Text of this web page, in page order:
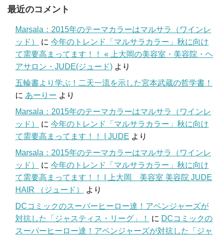
最近のコメント
Marsala：2015年のテーマカラーはマルサラ（ワインレ
ッド）
に 今年のトレンド「マルサラカラー」秋に向け
て需要高まってます！！ « 上大岡の美容室・美容院・ヘ
アサロン・JUDE(ジュード) より
五輪書より学ぶ！二天一流を示した宮本武蔵の哲学書！
に あーりー より
Marsala：2015年のテーマカラーはマルサラ（ワインレ
ッド）
に 今年のトレンド「マルサラカラー」秋に向け
て需要高まってます！！ | JUDE より
Marsala：2015年のテーマカラーはマルサラ（ワインレ
ッド）
に 今年のトレンド「マルサラカラー」秋に向け
て需要高まってます！！ | 上大岡 美容室 美容院 JUDE
HAIR （ジュード）
より
DCコミックのスーパーヒーロー達！アベンジャーズが
対抗した「ジャスティス・リーグ」！
に DCコミックの
スーパーヒーロー達！アベンジャーズが対抗した「ジャ